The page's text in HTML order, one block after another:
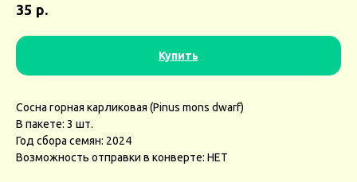
35 р.
Купить
Сосна горная карликовая (Pinus mons dwarf)
В пакете: 3 шт.
Год сбора семян: 2024
Возможность отправки в конверте: НЕТ